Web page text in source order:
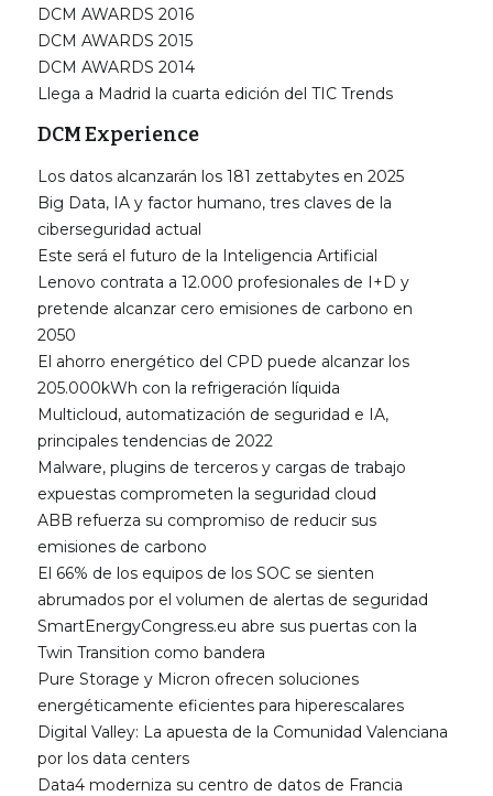
DCM AWARDS 2016
DCM AWARDS 2015
DCM AWARDS 2014
Llega a Madrid la cuarta edición del TIC Trends
DCM Experience
Los datos alcanzarán los 181 zettabytes en 2025
Big Data, IA y factor humano, tres claves de la
ciberseguridad actual
Este será el futuro de la Inteligencia Artificial
Lenovo contrata a 12.000 profesionales de I+D y
pretende alcanzar cero emisiones de carbono en
2050
El ahorro energético del CPD puede alcanzar los
205.000kWh con la refrigeración líquida
Multicloud, automatización de seguridad e IA,
principales tendencias de 2022
Malware, plugins de terceros y cargas de trabajo
expuestas comprometen la seguridad cloud
ABB refuerza su compromiso de reducir sus
emisiones de carbono
El 66% de los equipos de los SOC se sienten
abrumados por el volumen de alertas de seguridad
SmartEnergyCongress.eu abre sus puertas con la
Twin Transition como bandera
Pure Storage y Micron ofrecen soluciones
energéticamente eficientes para hiperescalares
Digital Valley: La apuesta de la Comunidad Valenciana
por los data centers
Data4 moderniza su centro de datos de Francia